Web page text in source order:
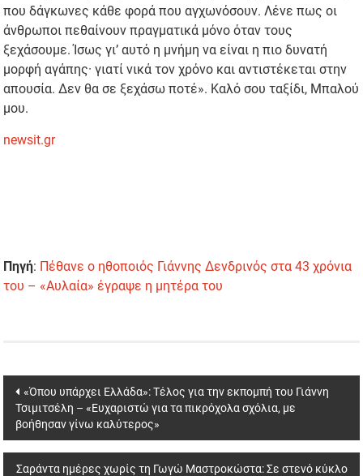
που δάγκωνες κάθε φορά που αγχωνόσουν. Λένε πως οι
άνθρωποι πεθαίνουν πραγματικά μόνο όταν τους
ξεχάσουμε. Ίσως γι’ αυτό η μνήμη να είναι η πιο δυνατή
μορφή αγάπης· γιατί νικά τον χρόνο και αντιστέκεται στην
απουσία. Δεν θα σε ξεχάσω ποτέ». Καλό σου ταξίδι, Μπαλού
μου.
newsit.gr
Πηγή: Πέθανε ο ηθοποιός Γιάννης Δενδρινός στα 43 χρόνια
του – «Αυλαία» έγραψε η μητέρα του
Post
navigation
«Όπου υπάρχει Ελλάδα»: Τέλος για την εκπομπή του Γιάννη
Τσιμιτσέλη – «Ευχαριστώ για τα πικρόχολα σχόλια, με
βοήθησαν γίνω καλύτερος»
Σαράντα ημέρες χωρίς τη Γωγώ Μαστροκώστα: Σε στενό κύκλο